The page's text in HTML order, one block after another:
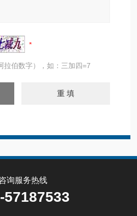
拉伯数字），如：三加四=7
询服务热线
57187533